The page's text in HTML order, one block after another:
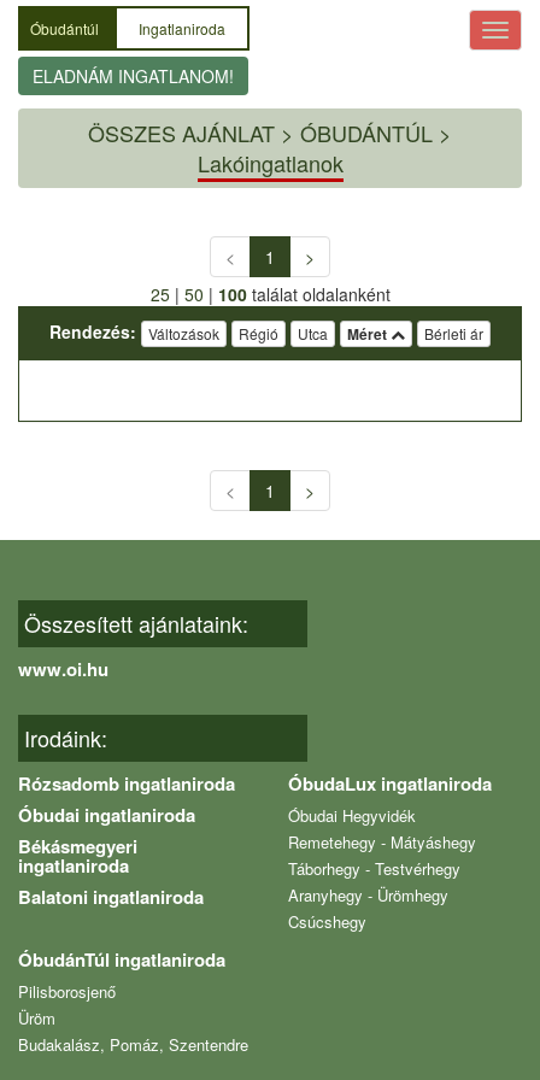
Óbudántúl Ingatlaniroda
ELADNÁM INGATLANOM!
ÖSSZES AJÁNLAT > ÓBUDÁNTÚL >
Lakóingatlanok
< 1
>
25| 50 | 100találat oldalanként
Rendezés:
Változások Régió Utca Méret Bérleti ár
< 1 >
Összesített ajánlataink:
www.oi.hu
Irodáink:
Rózsadomb ingatlaniroda
Óbudai ingatlaniroda
Békásmegyeri
ingatlaniroda
Balatoni ingatlaniroda
ÓbudaLux ingatlaniroda
Óbudai Hegyvidék
Remetehegy - Mátyáshegy
Táborhegy - Testvérhegy
Aranyhegy - Ürömhegy
Csúcshegy
ÓbudánTúl ingatlaniroda
Pilisborosjenő
Üröm
Budakalász, Pomáz, Szentendre